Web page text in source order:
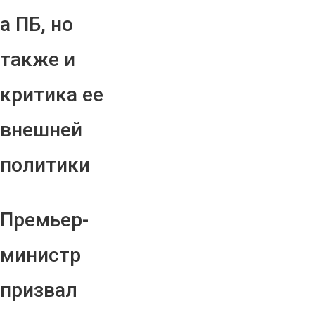
а ПБ, но
также и
критика ее
внешней
политики
Премьер-
министр
призвал